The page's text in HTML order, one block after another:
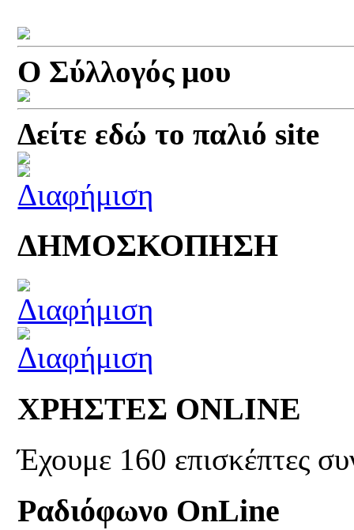
Ο Σύλλογός μου
Δείτε εδώ το παλιό site
ΔΗΜΟΣΚΟΠΗΣΗ
ΧΡΗΣΤΕΣ ONLINE
Έχουμε 160 επισκέπτες
Ραδιόφωνο OnLine